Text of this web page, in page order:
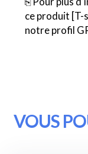
ce produit [T-
notre profil
VOUS